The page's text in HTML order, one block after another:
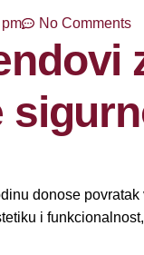
No Comments
donose
i